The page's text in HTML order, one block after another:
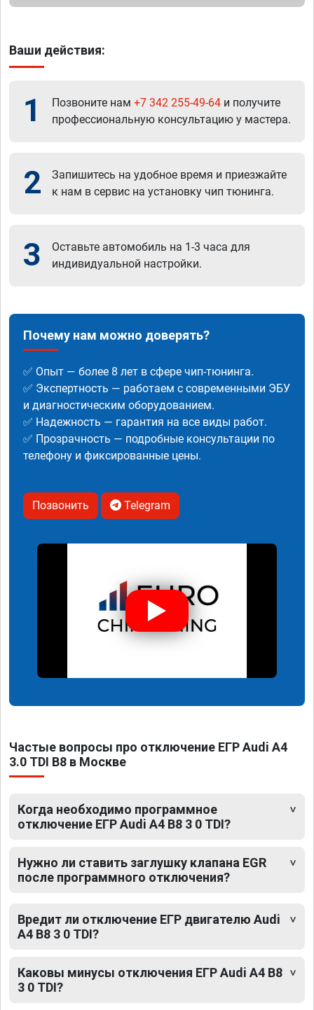
Ваши действия:
1 Позвоните нам +7 342 255-49-64 и получите
профессиональную консультацию у мастера.
2
Запишитесь на удобное время и приезжайте
к нам в сервис на установку чип тюнинга.
3
Оставьте автомобиль на 1-3 часа для
индивидуальной настройки.
Почему нам можно доверять?
✅ Опыт — более 8 лет в сфере чип-тюнинга.
✅ Экспертность — работаем с современными ЭБУ
и диагностическим оборудованием.
✅ Надежность — гарантия на все виды работ.
✅ Прозрачность — подробные консультации по
телефону и фиксированные цены.
Позвонить Telegram
Частые вопросы про отключение ЕГР Audi A4
3.0 TDI B8 в Москве
Когда необходимо программное
отключение ЕГР Audi A4 B8 3 0 TDI?
Нужно ли ставить заглушку клапана EGR
после программного отключения?
Вредит ли отключение ЕГР двигателю Audi
A4 B8 3 0 TDI?
Каковы минусы отключения ЕГР Audi A4 B8
3 0 TDI?